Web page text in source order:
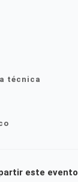
técnica
este evento